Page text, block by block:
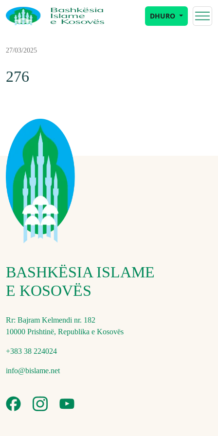
DHURO
27/03/2025
276
BASHKËSIA ISLAME
E KOSOVËS
Rr: Bajram Kelmendi nr. 182
10000 Prishtinë, Republika e Kosovës
+383 38 224024
info@bislame.net